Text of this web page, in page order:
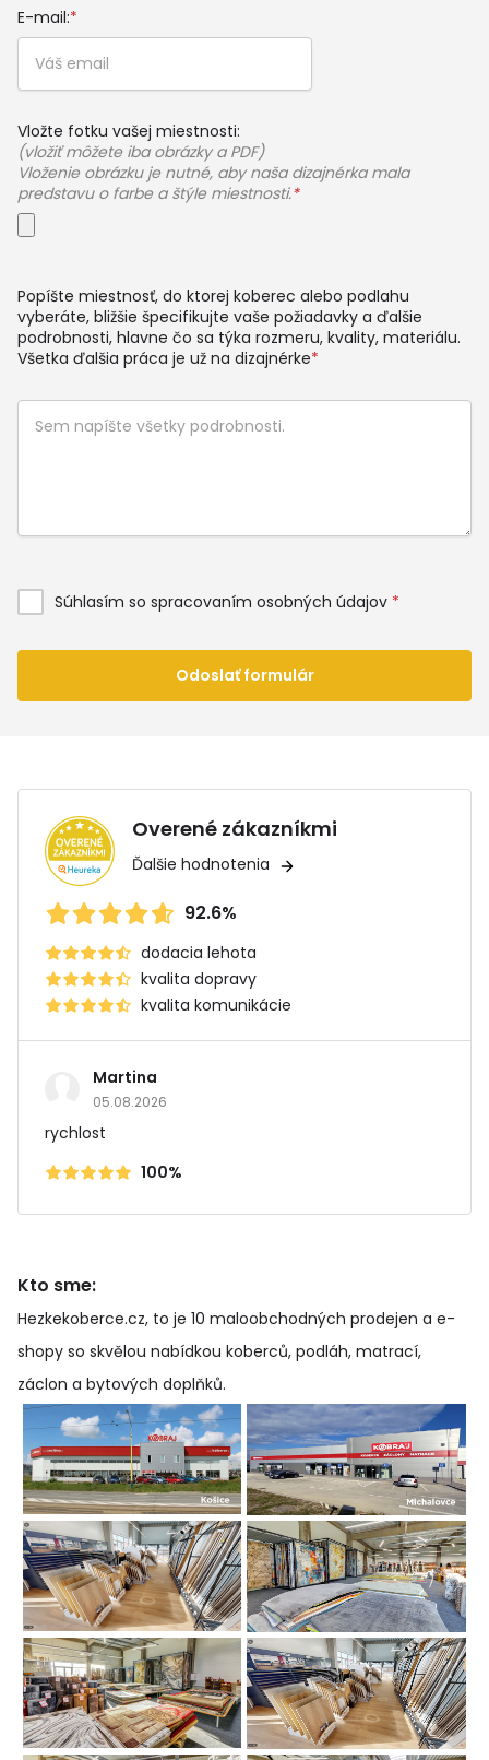
E-mail:*
Vložte fotku vašej miestnosti:
(vložiť môžete iba obrázky a PDF)
Vloženie obrázku je nutné, aby naša dizajnérka mala
predstavu o farbe a štýle miestnosti.*
Popíšte miestnosť, do ktorej koberec alebo podlahu
vyberáte, bližšie špecifikujte vaše požiadavky a ďalšie
podrobnosti, hlavne čo sa týka rozmeru, kvality, materiálu.
Všetka ďalšia práca je už na dizajnérke*
Súhlasím so spracovaním osobných údajov *
Odoslať formulár
Overené zákazníkmi
Ďalšie hodnotenia
92.6%
dodacia lehota
kvalita dopravy
kvalita komunikácie
Martina
05.08.2026
rychlost
100%
Kto sme:
Hezkekoberce.cz, to je 10 maloobchodných prodejen a e-
shopy so skvělou nabídkou koberců, podláh, matrací,
záclon a bytových doplňků.